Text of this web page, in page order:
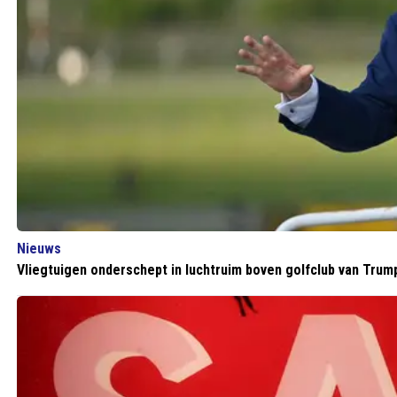
Nieuws
Vliegtuigen onderschept in luchtruim boven golfclub van